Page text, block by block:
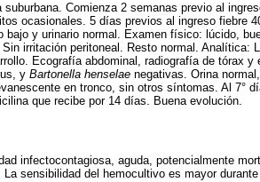
Comienza 2 semanas previo al
ocasionales. 5 días previos al ingreso fiebre
y urinario normal. Examen físico: lúcido,
irritación peritoneal. Resto normal. Analítica:
Ecografía abdominal, radiografía de tórax y
y Bartonella henselae negativas. Orina
en tronco, sin otros síntomas. Al 7°
que recibe por 14 días. Buena evolución.
infectocontagiosa, aguda, potencialmente
sensibilidad del hemocultivo es mayor